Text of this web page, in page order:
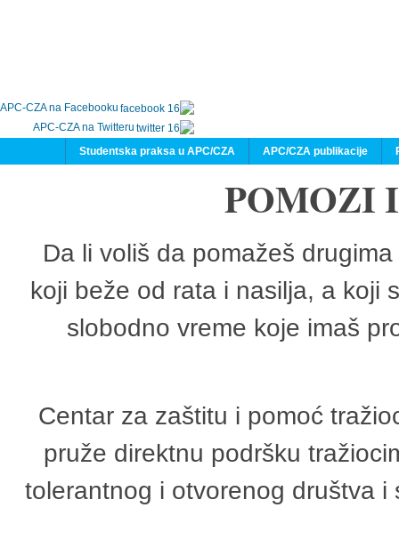
APC-CZA na Facebooku
APC-CZA na Twitteru
APC/CZA publikacije
Studentska praksa u APC/CZA
POMOZI
Da li voliš da pomažeš
koji beže od rata i nasilja, a koji
slobodno vreme koje imaš
Centar za zaštitu i pomoć
pruže direktnu podršku
tolerantnog i otvorenog društva